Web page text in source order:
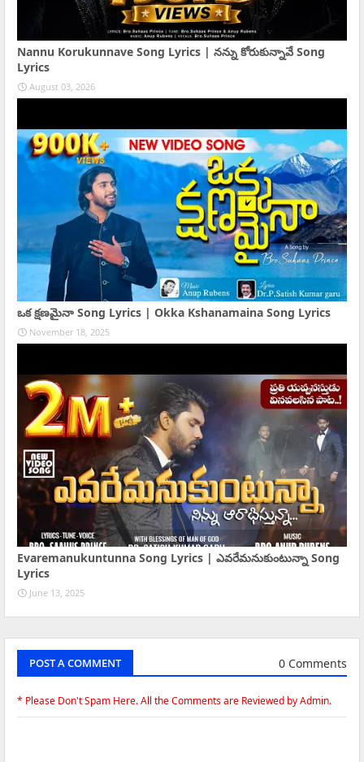
Nannu Korukunnave Song Lyrics | నన్ను కోరుకున్నావే Song
Lyrics
August 03, 2026
ఒక క్షణమైనా Song Lyrics | Okka Kshanamaina Song Lyrics
November 18, 2025
Evaremanukuntunna Song Lyrics | ఎవరేమనుకుంటున్నా Song
Lyrics
June 13, 2025
POST A COMMENT 0 Comments
* Please Don't Spam Here. All the Comments are Reviewed by Admin.